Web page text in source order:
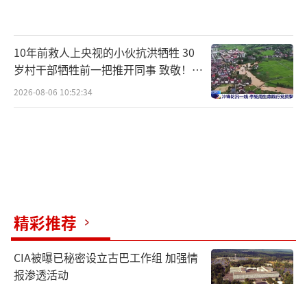
10年前救人上央视的小伙抗洪牺牲 30
岁村干部牺牲前一把推开同事 致敬！送
别！
2026-08-06 10:52:34
精彩推荐
CIA被曝已秘密设立古巴工作组 加强情
报渗透活动